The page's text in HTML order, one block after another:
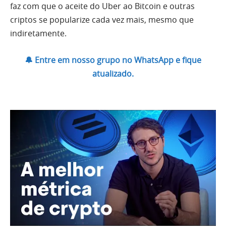
faz com que o aceite do Uber ao Bitcoin e outras
criptos se popularize cada vez mais, mesmo que
indiretamente.
🔔 Entre em nosso grupo no WhatsApp e fique
atualizado.